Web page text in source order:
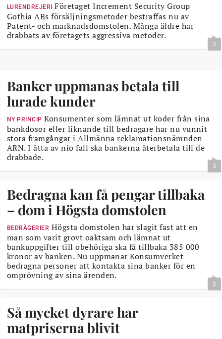
LURENDREJERI Företaget Increment Security Group
Gothia ABs försäljningsmetoder bestraffas nu av
Patent- och marknadsdomstolen. Många äldre har
drabbats av företagets aggressiva metoder.
3
Banker uppmanas betala till
lurade kunder
NY PRINCIP Konsumenter som lämnat ut koder från sina
bankdosor eller liknande till bedragare har nu vunnit
stora framgångar i Allmänna reklamationsnämnden
ARN. I åtta av nio fall ska bankerna återbetala till de
drabbade.
3
Bedragna kan få pengar tillbaka
– dom i Högsta domstolen
BEDRÄGERIER Högsta domstolen har slagit fast att en
man som varit grovt oaktsam och lämnat ut
bankuppgifter till obehöriga ska få tillbaka 385 000
kronor av banken. Nu uppmanar Konsumverket
bedragna personer att kontakta sina banker för en
omprövning av sina ärenden.
2
Så mycket dyrare har
matpriserna blivit